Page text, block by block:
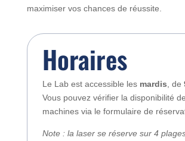
maximiser vos chances de réussite.
Horaires
Le Lab est accessible les mardis , de
Vous pouvez vérifier la disponibilité
machines via le formulaire de
Note : la laser se réserve sur 4 plages